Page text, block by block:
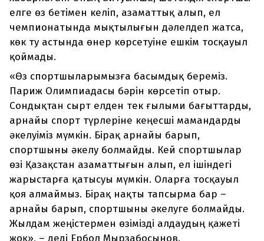
елге өз бетімен келіп, азаматтық алып, ел
чемпионатында мықтылығын дәлелдеп жатса,
көк ту астында өнер көрсетуіне ешкім тосқауыл
қоймады.
«Өз спортшыларымызға басымдық береміз.
Париж Олимпиадасы бәрін көрсетіп отыр.
Сондықтан сырт елден тек ғылыми бағыттарды,
арнайы спорт түрлеріне кеңесші мамандарды
әкелуіміз мүмкін. Бірақ арнайы барып,
спортшыны әкелу болмайды. Кей спортшылар
өзі Қазақстан азаматтығын алып, ел ішіндегі
жарыстарға қатысуы мүмкін. Оларға тосқауыл
қоя алмаймыз. Бірақ нақты тапсырма бар –
арнайы барып, спортшыны әкелуге болмайды.
Жылдам жеңістермен өзімізді алдаудың қажеті